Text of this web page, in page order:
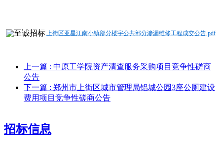
上街区亚星江南小镇部分楼宇公共部分渗漏维修工程成交公告.pdf
上一篇 : 中原工学院资产清查服务采购项目竞争性磋商
公告
下一篇 : 郑州市上街区城市管理局铝城公园3座公厕建设
费用项目竞争性磋商公告
招标信息